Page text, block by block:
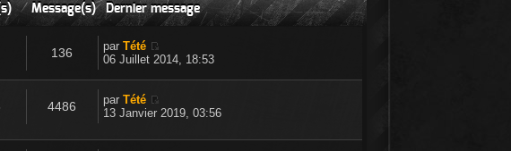
Message(s) Dernier message
136 parTété
06 Juillet 2014, 18:53
4486 parTété
13 Janvier 2019, 03:56